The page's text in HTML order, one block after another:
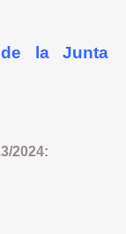
la Junta
2024: